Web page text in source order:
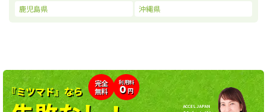
鹿児島県
沖縄県
完全
無料
利用料
0円
『ミツマド』なら
ACCEL JAPAN